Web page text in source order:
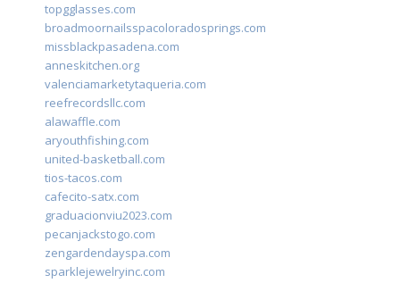
topgglasses.com
broadmoornailsspacoloradosprings.com
missblackpasadena.com
anneskitchen.org
valenciamarketytaqueria.com
reefrecordsllc.com
alawaffle.com
aryouthfishing.com
united-basketball.com
tios-tacos.com
cafecito-satx.com
graduacionviu2023.com
pecanjackstogo.com
zengardendayspa.com
sparklejewelryinc.com